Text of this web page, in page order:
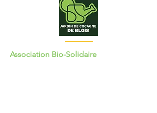
Association Bio-Solidaire